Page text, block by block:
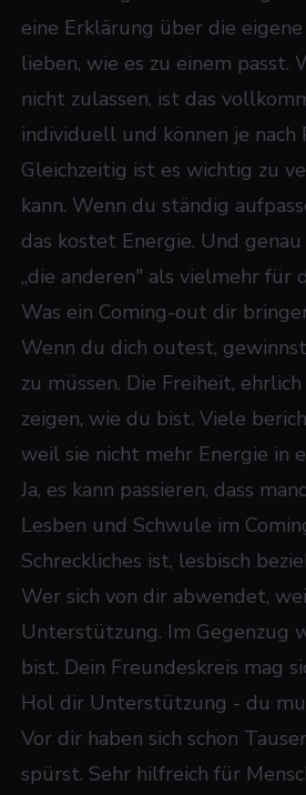
eine Erklärung über die
lieben, wie es zu einem
nicht zulassen, ist das
individuell und können je nach
Gleichzeitig ist es wichtig zu
kann. Wenn du ständig
das kostet Energie. Und
„die anderen" als vielmehr für
Was ein Coming-out dir
Wenn du dich outest,
zu müssen. Die Freiheit,
zeigen, wie du bist. Viele
weil sie nicht mehr Energie in
Ja, es kann passieren, dass
Lesben und Schwule im
Schreckliches ist, lesbisch
Wer sich von dir abwendet,
Unterstützung. Im Gegenzug
bist. Dein Freundeskreis mag
Hol dir Unterstützung - du
Vor dir haben sich schon
spürst. Sehr hilfreich für